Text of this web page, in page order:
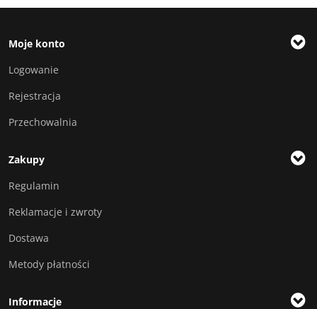
Moje konto
Logowanie
Rejestracja
Przechowalnia
Zakupy
Regulamin
Reklamacje i zwroty
Dostawa
Metody płatności
Informacje